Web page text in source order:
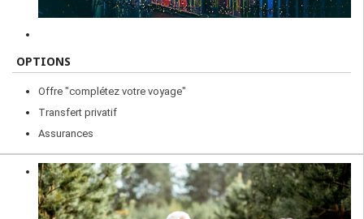
OPTIONS
Offre "complétez votre voyage"
Transfert privatif
Assurances